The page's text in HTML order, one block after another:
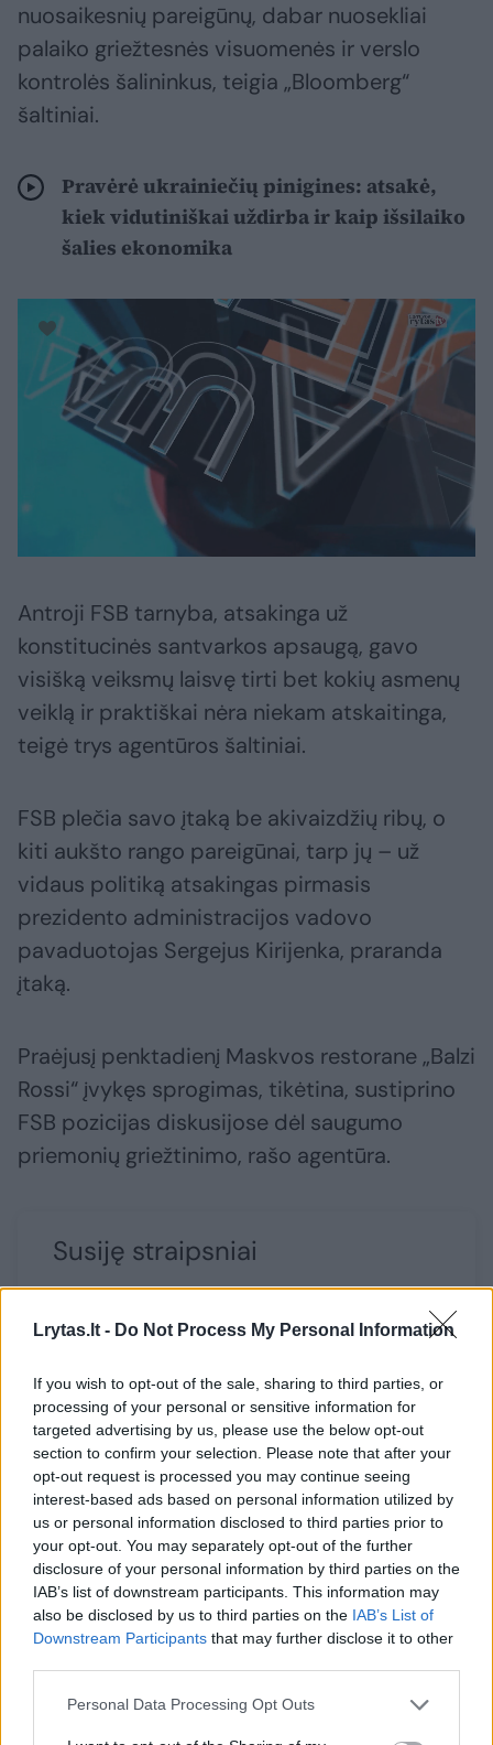
Lrytas.lt - Do Not Process My Personal Information
If you wish to opt-out of the sale, sharing to third parties, or
processing of your personal or sensitive information for
targeted advertising by us, please use the below opt-out
section to confirm your selection. Please note that after your
opt-out request is processed you may continue seeing
interest-based ads based on personal information utilized by
us or personal information disclosed to third parties prior to
your opt-out. You may separately opt-out of the further
disclosure of your personal information by third parties on the
IAB’s list of downstream participants. This information may
also be disclosed by us to third parties on the IAB’s List of
Downstream Participants that may further disclose it to other
Personal Data Processing Opt Outs
nuosaikesnių pareigūnų, dabar nuosekliai
palaiko griežtesnės visuomenės ir verslo
kontrolės šalininkus, teigia „Bloomberg“
šaltiniai.
Pravėrė ukrainiečių pinigines: atsakė,
kiek vidutiniškai uždirba ir kaip išsilaiko
šalies ekonomika
Antroji FSB tarnyba, atsakinga už
konstitucinės santvarkos apsaugą, gavo
visišką veiksmų laisvę tirti bet kokių asmenų
veiklą ir praktiškai nėra niekam atskaitinga,
teigė trys agentūros šaltiniai.
FSB plečia savo įtaką be akivaizdžių ribų, o
kiti aukšto rango pareigūnai, tarp jų – už
vidaus politiką atsakingas pirmasis
prezidento administracijos vadovo
pavaduotojas Sergejus Kirijenka, praranda
įtaką.
Praėjusį penktadienį Maskvos restorane „Balzi
Rossi“ įvykęs sprogimas, tikėtina, sustiprino
FSB pozicijas diskusijose dėl saugumo
priemonių griežtinimo, rašo agentūra.
Susiję straipsniai
Šaltiniai: JAV išnaudojo
„beveik visas“ tolimojo
nuotolio raketas(3)
keliantis
slypi(8)
→